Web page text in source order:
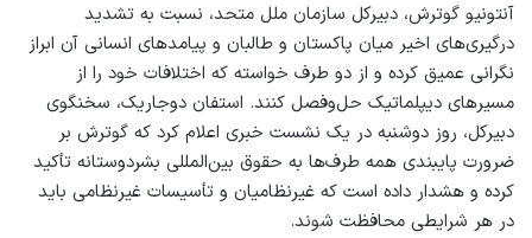
آنتونیو گوترش، دبیرکل سازمان ملل متحد، نسبت به تشدید
درگیری‌های اخیر میان پاکستان و طالبان و پیامدهای انسانی آن ابراز
نگرانی عمیق کرده و از دو طرف خواسته که اختلافات خود را از
مسیرهای دیپلماتیک حل‌وفصل کنند. استفان دوجاریک، سخنگوی
دبیرکل، روز دوشنبه در یک نشست خبری اعلام کرد که گوترش بر
ضرورت پایبندی همه طرف‌ها به حقوق بین‌المللی بشردوستانه تأکید
کرده و هشدار داده است که غیرنظامیان و تأسیسات غیرنظامی باید
در هر شرایطی محافظت شوند.